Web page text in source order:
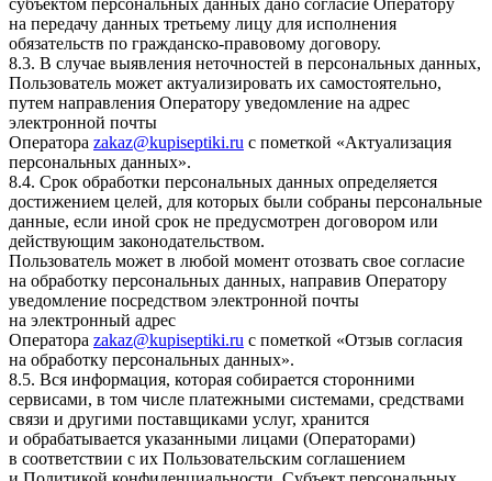
субъектом персональных данных дано согласие Оператору
на передачу данных третьему лицу для исполнения
обязательств по гражданско-правовому договору.
8.3. В случае выявления неточностей в персональных данных,
Пользователь может актуализировать их самостоятельно,
путем направления Оператору уведомление на адрес
электронной почты
Оператора zakaz@kupiseptiki.ru с пометкой «Актуализация
персональных данных».
8.4. Срок обработки персональных данных определяется
достижением целей, для которых были собраны персональные
данные, если иной срок не предусмотрен договором или
действующим законодательством.
Пользователь может в любой момент отозвать свое согласие
на обработку персональных данных, направив Оператору
уведомление посредством электронной почты
на электронный адрес
Оператора zakaz@kupiseptiki.ru с пометкой «Отзыв согласия
на обработку персональных данных».
8.5. Вся информация, которая собирается сторонними
сервисами, в том числе платежными системами, средствами
связи и другими поставщиками услуг, хранится
и обрабатывается указанными лицами (Операторами)
в соответствии с их Пользовательским соглашением